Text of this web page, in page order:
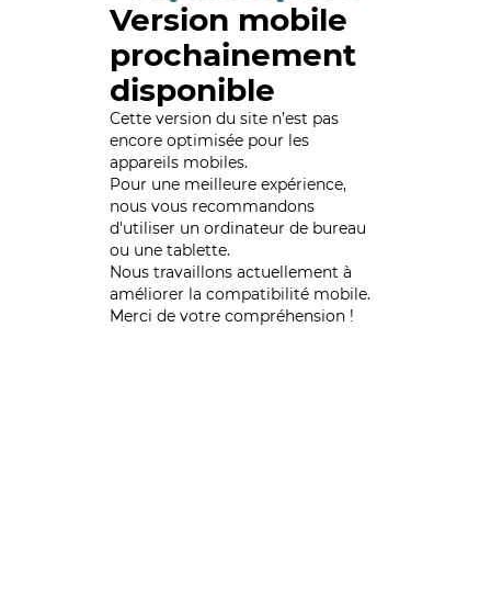
Version mobile
prochainement
disponible
Cette version du site n’est pas
encore optimisée pour les
appareils mobiles.
Pour une meilleure expérience,
nous vous recommandons
d'utiliser un ordinateur de bureau
ou une tablette.
Nous travaillons actuellement à
améliorer la compatibilité mobile.
Merci de votre compréhension !